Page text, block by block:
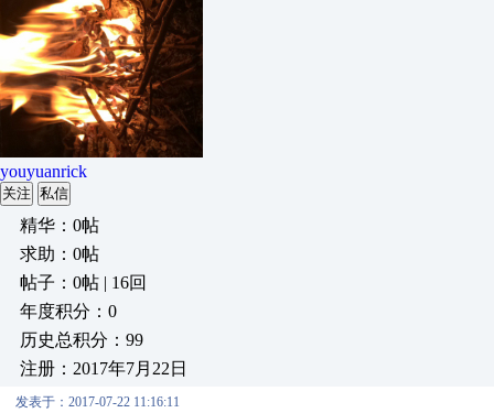
youyuanrick
关注 私信
精华：0帖
求助：0帖
帖子：0帖 | 16回
年度积分：0
历史总积分：99
注册：2017年7月22日
发表于：2017-07-22 11:16:11